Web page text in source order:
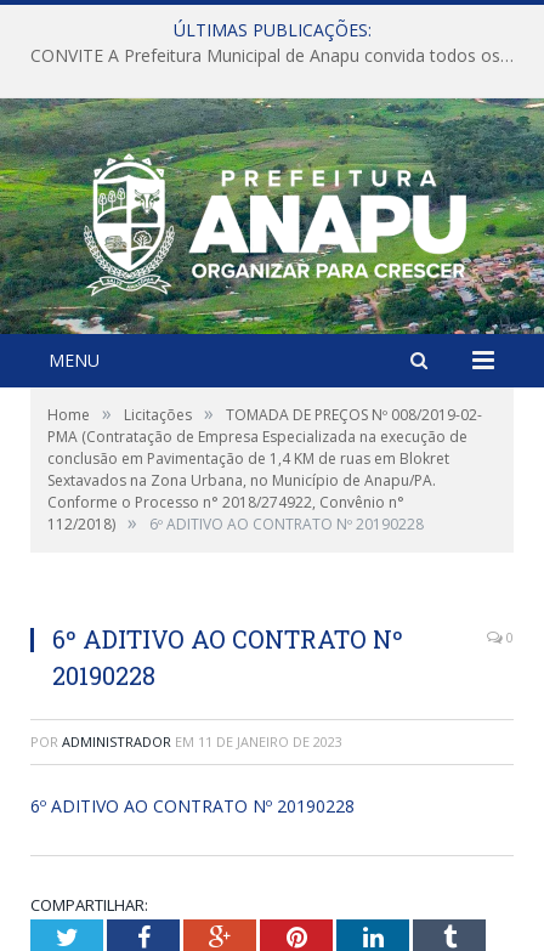
ÚLTIMAS PUBLICAÇÕES:
CONVITE A Prefeitura Municipal de Anapu convida todos os servidores públicos municipais para participarem da Audiência Pública de discussão da Lei de Diretrizes Orçamentárias (LDO), importante instrumento de planejamento das ações e investimentos da Administração Pública para o próximo exercício financeiro.
MENU
Home » Licitações »
TOMADA DE PREÇOS Nº 008/2019-02-
PMA (Contratação de Empresa Especializada na execução de
conclusão em Pavimentação de 1,4 KM de ruas em Blokret
Sextavados na Zona Urbana, no Município de Anapu/PA.
Conforme o Processo n° 2018/274922, Convênio n°
112/2018) » 6º ADITIVO AO CONTRATO Nº 20190228
6º ADITIVO AO CONTRATO Nº
20190228
0
POR ADMINISTRADOR EM 11 DE JANEIRO DE 2023
6º ADITIVO AO CONTRATO Nº 20190228
COMPARTILHAR:
TwitterFacebookGoogle+PinterestLinkedInTumblr